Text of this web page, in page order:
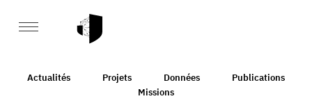
Actualités Projets Données
Publications
Missions